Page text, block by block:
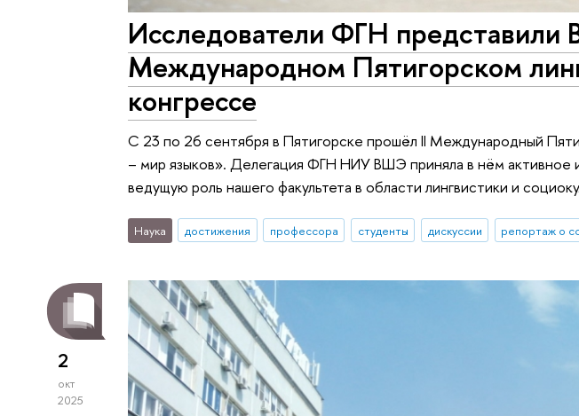
Исследователи ФГН
Международном Пятигорском
конгрессе
С 23 по 26 сентября в Пятигорске прошёл II Международный
– мир языков». Делегация ФГН НИУ ВШЭ приняла в нём активное
ведущую роль нашего факультета в области лингвистики и
Наука достижения профессора студенты дискуссии репортаж о
2
окт
2025